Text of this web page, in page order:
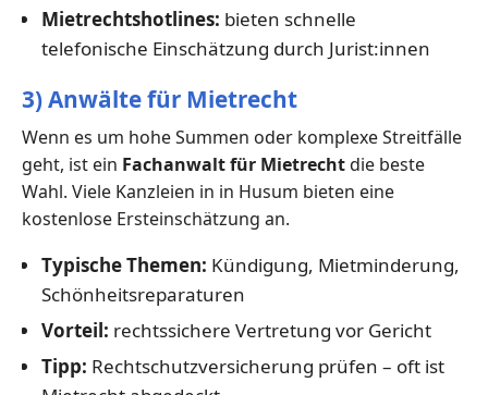
Mietrechtshotlines: bieten schnelle
telefonische Einschätzung durch Jurist:innen
3) Anwälte für Mietrecht
Wenn es um hohe Summen oder komplexe Streitfälle
geht, ist ein Fachanwalt für Mietrechtdie beste
Wahl. Viele Kanzleien in in Husum bieten eine
kostenlose Ersteinschätzung an.
Typische Themen: Kündigung, Mietminderung,
Schönheitsreparaturen
Vorteil: rechtssichere Vertretung vor Gericht
Tipp: Rechtschutzversicherung prüfen – oft ist